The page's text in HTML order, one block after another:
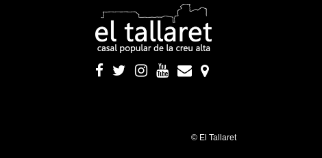
© El Tallaret